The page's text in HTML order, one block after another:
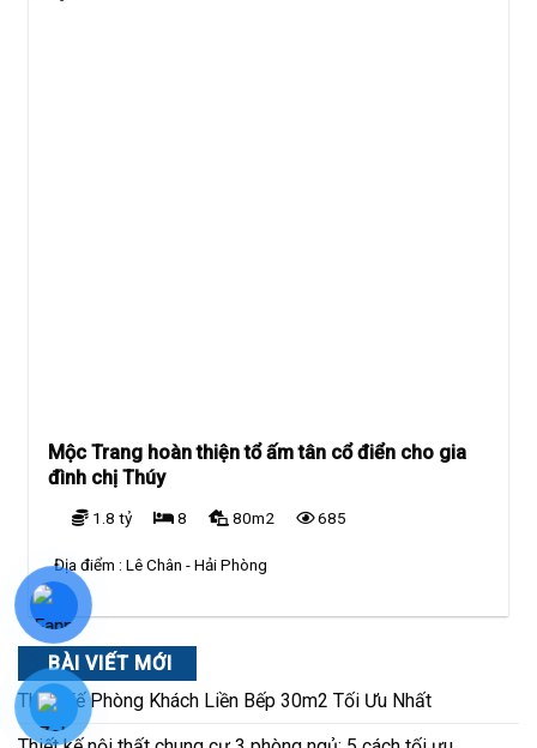
Mộc Trang hoàn thiện tổ ấm tân cổ điển cho gia
đình chị Thúy
1.8 tỷ 8 80m2 685
Địa điểm :Lê Chân - Hải Phòng
BÀI VIẾT MỚI
Thiết Kế Phòng Khách Liền Bếp 30m2 Tối Ưu Nhất